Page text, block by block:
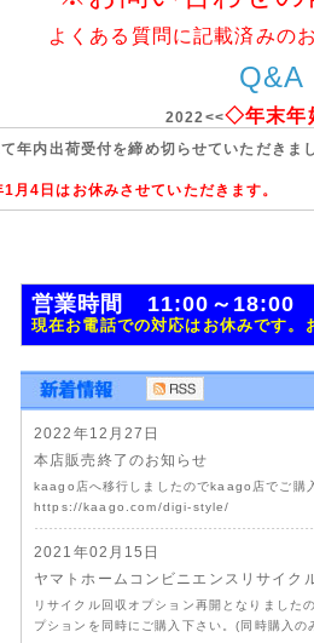
よくある質問に記載済みの
Q&A
2022<<◇年末年
年内出荷受付を締め切らせていただきま
4日はお休みさせていただきます。
営業時間 11:00～18:00
現在お電話での対応はお休みです。
2022年12月27日
本店販売終了のお知らせ
kaago店へ移行しましたのでkaago店でご購
https://kaago.com/digi-style/
2021年02月15日
ヤマトホームコンビニエンスリサイク
リサイクル回収オプション再開となりました
プションを同時にご購入下さい。(同時購入